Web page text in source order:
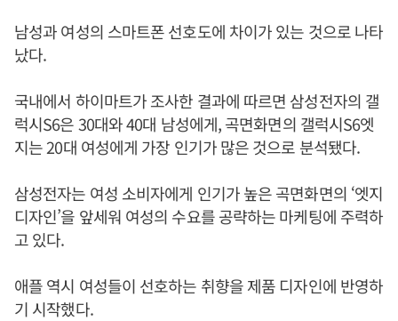
남성과 여성의 스마트폰 선호도에 차이가 있는 것으로 나타
났다.
국내에서 하이마트가 조사한 결과에 따르면 삼성전자의 갤
럭시S6은 30대와 40대 남성에게, 곡면화면의 갤럭시S6엣
지는 20대 여성에게 가장 인기가 많은 것으로 분석됐다.
삼성전자는 여성 소비자에게 인기가 높은 곡면화면의 ‘엣지
디자인’을 앞세워 여성의 수요를 공략하는 마케팅에 주력하
고 있다.
애플 역시 여성들이 선호하는 취향을 제품 디자인에 반영하
기 시작했다.